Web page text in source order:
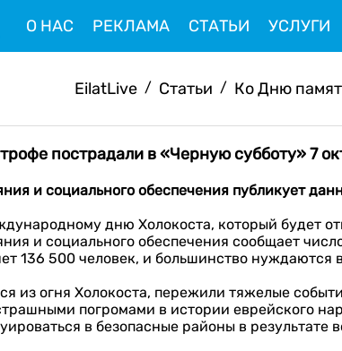
О НАС РЕКЛАМА СТАТЬИ УСЛУГИ
EilatLive / Статьи / Ко Дню
пострадали в «Черную субботу» 7
и социального обеспечения публикует
дню Холокоста, который будет
и социального обеспечения сообщает
136 500 человек, и большинство нуждаются
из огня Холокоста, пережили тяжелые
погромами в истории еврейского
в безопасные районы в